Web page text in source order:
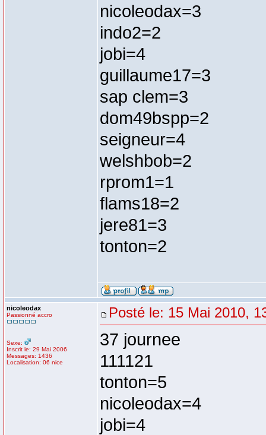
nicoleodax=3
indo2=2
jobi=4
guillaume17=3
sap clem=3
dom49bspp=2
seigneur=4
welshbob=2
rprom1=1
flams18=2
jere81=3
tonton=2
nicoleodax
Passionné accro
Sexe:
Inscrit le: 29 Mai 2006
Messages: 1436
Localisation: 06 nice
Posté le: 15 Mai 2010,
37 journee
111121
tonton=5
nicoleodax=4
jobi=4